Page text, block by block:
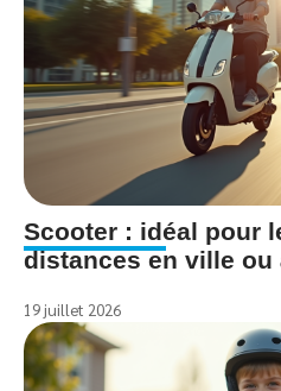
Scooter : idéal pour
distances en ville ou
19 juillet 2026